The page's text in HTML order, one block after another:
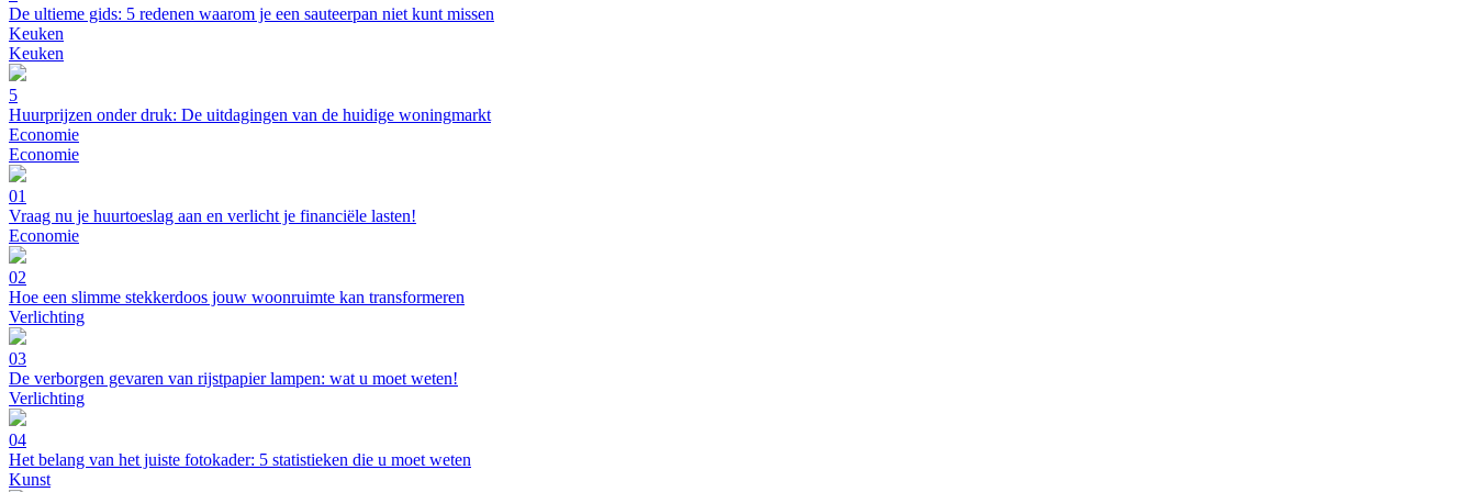
De ultieme gids: 5 redenen waarom je een sauteerpan niet kunt missen
Keuken
Keuken
5
Huurprijzen onder druk: De uitdagingen van de huidige woningmarkt
Economie
Economie
01
Vraag nu je huurtoeslag aan en verlicht je financiële lasten!
Economie
02
Hoe een slimme stekkerdoos jouw woonruimte kan transformeren
Verlichting
03
De verborgen gevaren van rijstpapier lampen: wat u moet weten!
Verlichting
04
Het belang van het juiste fotokader: 5 statistieken die u moet weten
Kunst